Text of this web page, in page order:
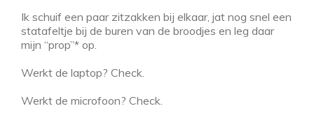
Ik schuif een paar zitzakken bij elkaar, jat nog snel een
statafeltje bij de buren van de broodjes en leg daar
mijn “prop”* op.
Werkt de laptop? Check.
Werkt de microfoon? Check.